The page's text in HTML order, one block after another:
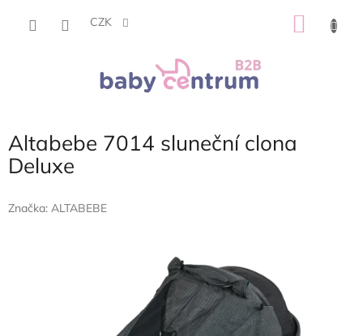
CZK
Altabebe 7014 sluneční clona
Deluxe
Značka: ALTABEBE